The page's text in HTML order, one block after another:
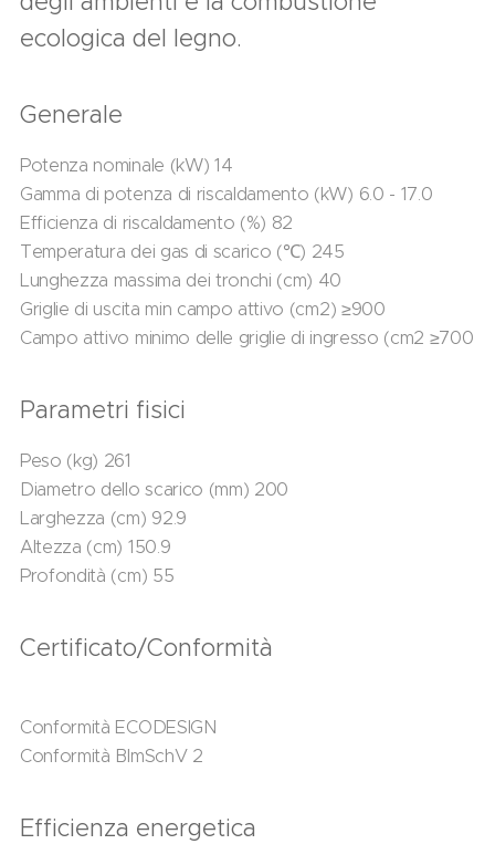
ecologica del legno.
Generale
Potenza nominale (kW) 14
Gamma di potenza di riscaldamento (kW) 6.0 - 17.0
Efficienza di riscaldamento (%) 82
Temperatura dei gas di scarico (℃) 245
Lunghezza massima dei tronchi (cm) 40
Griglie di uscita min campo attivo (cm2) ≥900
Campo attivo minimo delle griglie di ingresso (cm2 ≥700
Parametri fisici
Peso (kg) 261
Diametro dello scarico (mm) 200
Larghezza (cm) 92.9
Altezza (cm) 150.9
Profondità (cm) 55
Certificato/Conformità
Conformità ECODESIGN
Conformità BImSchV 2
Efficienza energetica